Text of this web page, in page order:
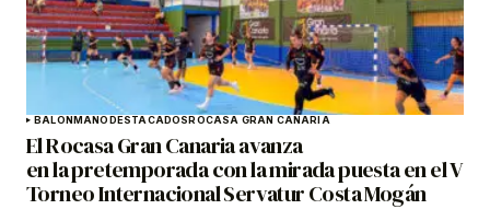
BALONMANODESTACADOSROCASA GRAN CANARIA
El Rocasa Gran Canaria avanza
en la pretemporada con la mirada puesta en el V
Torneo Internacional Servatur Costa Mogán